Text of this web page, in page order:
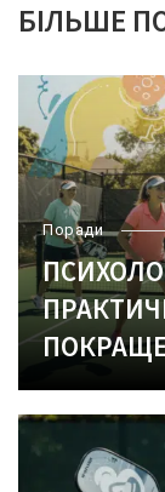
БІЛЬШЕ
Поради